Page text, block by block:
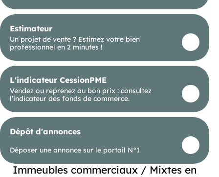
Estimateur
Un projet de vente ? Estimez votre bien
professionnel en 2 minutes !
L'indicateur CessionPME
Vendez ou reprenez au bon prix : consultez
l’indicateur des fonds de commerce.
Dépôt d'annonces
Déposer une annonce sur le portail N°1
Immeubles commerciaux / Mixtes en